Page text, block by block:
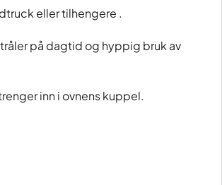
eller tilhengere .
på dagtid og hyppig bruk av
inn i ovnens kuppel.